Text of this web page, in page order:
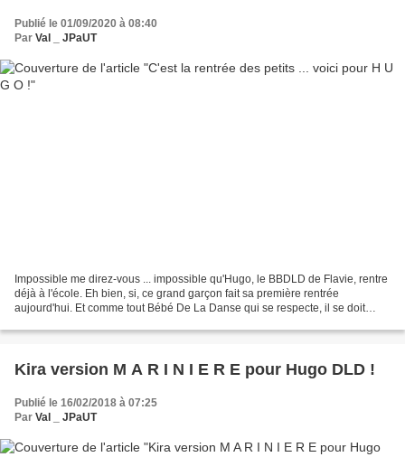
Publié le 01/09/2020 à 08:40
Par Val _ JPaUT
Impossible me direz-vous ... impossible qu'Hugo, le BBDLD de Flavie, rentre
déjà à l'école. Eh bien, si, ce grand garçon fait sa première rentrée
aujourd'hui. Et comme tout Bébé De La Danse qui se respecte, il se doit
Kira version M A R I N I E R E pour Hugo DLD !
Publié le 16/02/2018 à 07:25
Par Val _ JPaUT